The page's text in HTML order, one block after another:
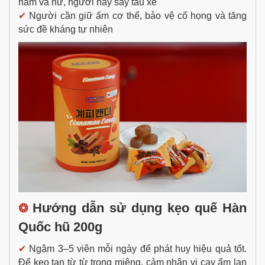
nam và nữ, người hay say tàu xe
✔ Người cần giữ ấm cơ thể, bảo vệ cổ họng và tăng
sức đề kháng tự nhiên
❂ Hướng dẫn sử dụng kẹo quế Hàn
Quốc hũ 200g
✔ Ngậm 3–5 viên mỗi ngày để phát huy hiệu quả tốt.
Để kẹo tan từ từ trong miệng, cảm nhận vị cay ấm lan